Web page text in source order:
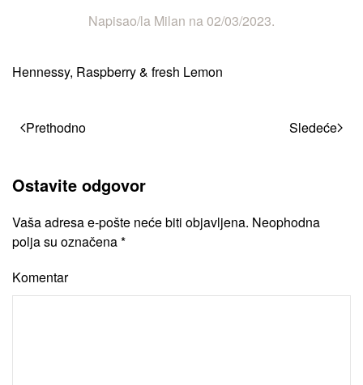
Napisao/la Milan na02/03/2023.
Hennessy, Raspberry & fresh Lemon
Prethodno Sledeće
Ostavite odgovor
Vaša adresa e-pošte neće biti objavljena. Neophodna
polja su označena*
Komentar